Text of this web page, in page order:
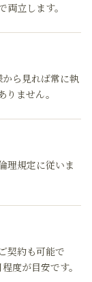
立します。
ら見れば常に執
ません。
理規定に従いま
契約も可能で
度が目安です。